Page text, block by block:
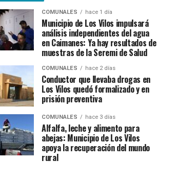
COMUNALES hace 1 día
Municipio de Los Vilos impulsará
análisis independientes del agua
en Caimanes: Ya hay resultados de
muestras de la Seremi de Salud
COMUNALES hace 2 días
Conductor que llevaba drogas en
Los Vilos quedó formalizado y en
prisión preventiva
COMUNALES hace 3 días
Alfalfa, leche y alimento para
abejas: Municipio de Los Vilos
apoya la recuperación del mundo
rural